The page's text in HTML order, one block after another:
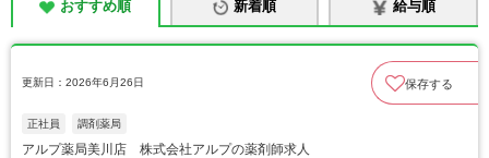
おすすめ順 新着順 給与順
更新日：2026年6月26日 保存する
正社員 調剤薬局
アルプ薬局美川店 株式会社アルプの薬剤師求人